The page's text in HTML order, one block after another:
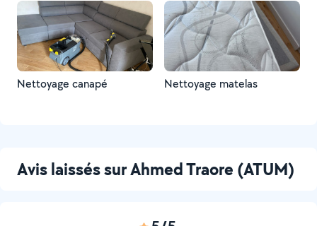
Nettoyage canapé Nettoyage matelas
Avis laissés sur Ahmed Traore (ATUM)